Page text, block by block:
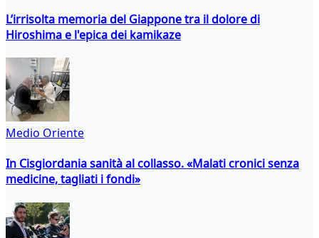
L’irrisolta memoria del Giappone tra il dolore di
Hiroshima e l'epica dei kamikaze
Medio Oriente
In Cisgiordania sanità al collasso. «Malati cronici senza
medicine, tagliati i fondi»